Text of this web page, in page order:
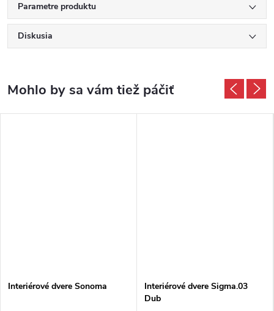
Parametre produktu
Diskusia
Interiérové dvere Sonoma
Interiérové dvere Sigma.03
Dub